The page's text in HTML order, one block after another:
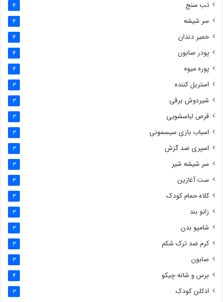
تب سنج 4
سر شیشه 4
خمیر دندان 4
پودر صابون 4
پوره میوه 4
استریل کننده 3
شیردوش برقی 3
قرص لباسشویی 3
اسباب بازی سیسمونی 3
اسپری ضد گزش 3
سر شیشه شیر 3
ست آغازین 3
کلاه حمام کودک 3
زانو بند 3
شامپو بدن 3
کرم ضد ترک شکم 3
صابون 3
برس و شانه چیکو 4
ادکلن کودک 3